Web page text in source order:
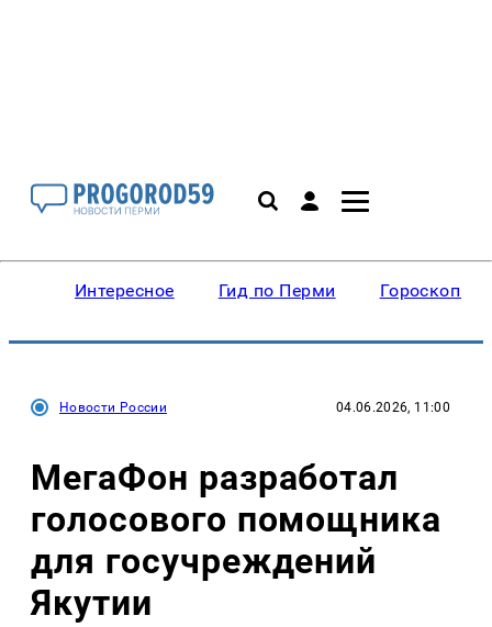
Интересное Гид по Перми Гороскопы
Новости России 04.06.2026, 11:00
МегаФон разработал
голосового помощника
для госучреждений
Якутии